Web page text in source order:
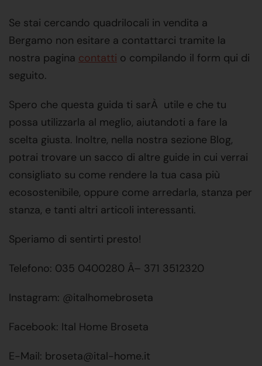
Se stai cercando quadrilocali in vendita a
Bergamo non esitare a contattarci tramite la
nostra pagina contatti o compilando il form qui di
seguito.
Spero che questa guida ti sarÀ utile e che tu
possa utilizzarla al meglio, aiutandoti a fare la
scelta giusta. Inoltre, nella nostra sezione Blog,
potrai trovare un sacco di altre guide in cui verrai
consigliato su come rendere la tua casa più
ecosostenibile, oppure come arredarla, stanza per
stanza, e tanti altri articoli interessanti.
Speriamo di sentirti presto!
Telefono: 035 0400280 Â– 371 3512320
Instagram: @italhomebroseta
Facebook: Ital Home Broseta
E-Mail: broseta@ital-home.it